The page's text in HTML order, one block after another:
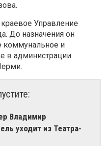
Управление
До назначения он
коммунальное и
в администрации
Владимир
уходит из Театра-